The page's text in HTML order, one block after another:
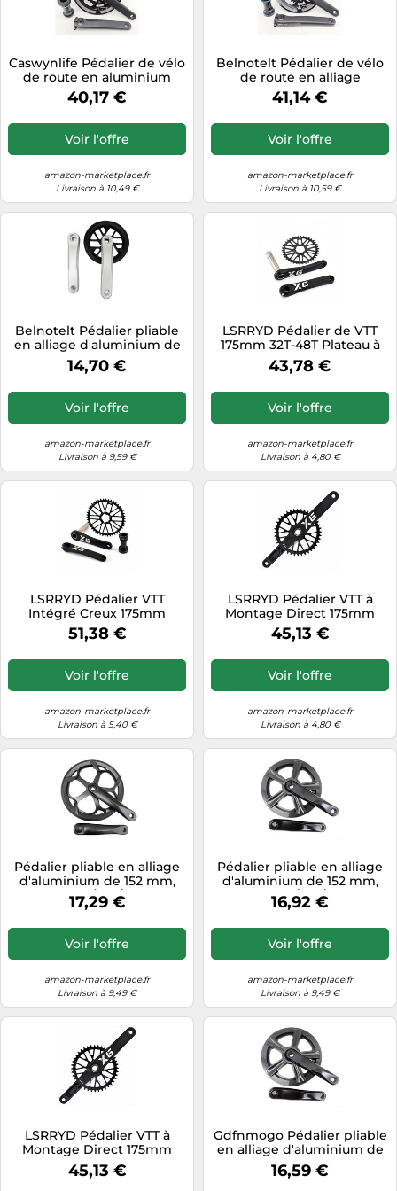
Caswynlife Pédalier de vélo
de route en aluminium
48/32T, pour Hollowtech,
165 mm, 170 mm, 175 mm,
alliage léger, pour cyclisme
(170 mm)
40,17 €
Voir l'offre
amazon-marketplace.fr
Livraison à 10,49 €
Belnotelt Pédalier de vélo
de route en alliage
d'aluminium 48/32T avec
pédalier, pour système
mm, 175 mm, bras de
manivelle léger (175 mm)
41,14 €
Voir l'offre
amazon-marketplace.fr
Livraison à 10,59 €
Belnotelt Pédalier pliable
en alliage d'aluminium de
152 mm, 32T, 48T, 52T, forgé
à froid pour vélos
noir sable (32T)
14,70 €
Voir l'offre
amazon-marketplace.fr
Livraison à 9,59 €
LSRRYD Pédalier de VTT
175mm 32T-48T Plateau à
Montage Direct 8-12S
43,78 €
Voir l'offre
amazon-marketplace.fr
Livraison à 4,80 €
LSRRYD Pédalier VTT
Intégré Creux 175mm
Plateau 32-48T avec 68mm
BB, 8-12S
51,38 €
Voir l'offre
amazon-marketplace.fr
Livraison à 5,40 €
LSRRYD Pédalier VTT à
Montage Direct 175mm
Plateau Rond 32T-48T 8-12S
45,13 €
Voir l'offre
amazon-marketplace.fr
Livraison à 4,80 €
Pédalier pliable en alliage
d'aluminium de 152 mm,
options 32T/48T/52T pour
vélos électriques et vélos
17,29 €
Voir l'offre
amazon-marketplace.fr
Livraison à 9,49 €
Pédalier pliable en alliage
d'aluminium de 152 mm,
options 32T/48T/52T pour
vélos électriques et vélos
16,92 €
Voir l'offre
amazon-marketplace.fr
Livraison à 9,49 €
LSRRYD Pédalier VTT à
Montage Direct 175mm
Plateau Rond 32T-48T 8-12S
45,13 €
Gdfnmogo Pédalier pliable
en alliage d'aluminium de
152 mm avec options 32T,
48T, 52T pour vélos
16,59 €